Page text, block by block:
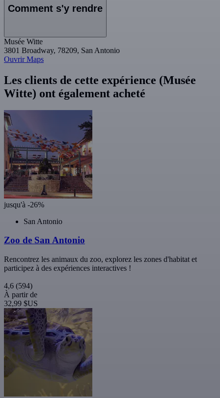
Comment s'y rendre
Musée Witte
3801 Broadway, 78209, San Antonio
Ouvrir Maps
Les clients de cette expérience (Musée
Witte) ont également acheté
jusqu'à -26%
San Antonio
Zoo de San Antonio
Rencontrez les animaux du zoo, explorez les zones d'habitat et
participez à des expériences interactives !
4,6 (594)
À partir de
32,99 $US